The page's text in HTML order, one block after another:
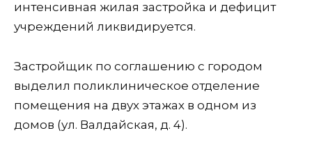
интенсивная жилая застройка и дефицит
учреждений ликвидируется.
Застройщик по соглашению с городом
выделил поликлиническое отделение
помещения на двух этажах в одном из
домов (ул. Валдайская, д. 4).